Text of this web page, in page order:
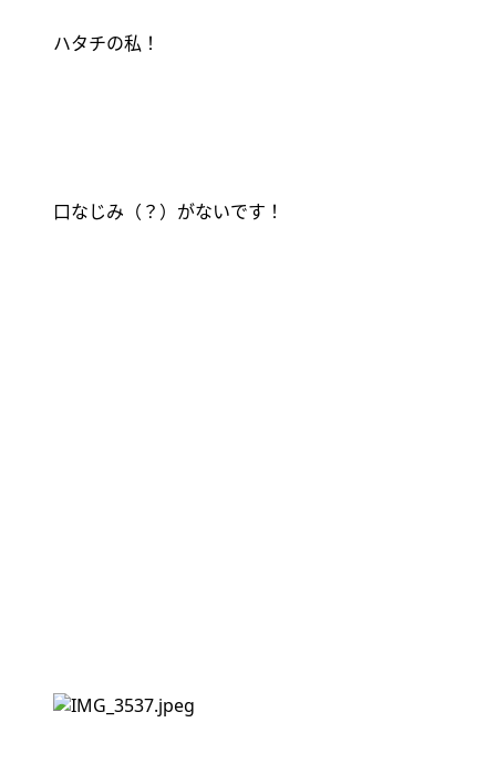
ハタチの私！
口なじみ（？）がないです！